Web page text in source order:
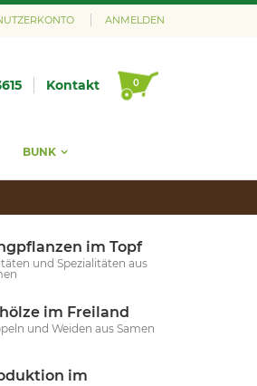
ANMELDEN
Kontakt 0
BUNK
im Topf
und Spezialitäten aus
im Freiland
und Weiden aus Samen
im